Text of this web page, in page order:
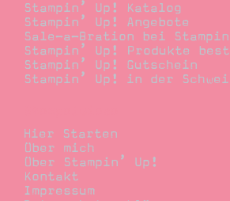
Stampin’ Up! Katalog
Stampin’ Up! Angebote
Sale-a-Bration bei
Stampin’ Up! Produkte
Stampin’ Up! Gutschein
Stampin’ Up! in der
Hier Starten
Über mich
Über Stampin’ Up!
Kontakt
Impressum